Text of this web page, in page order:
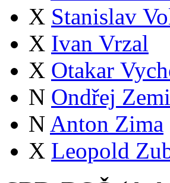
X Stanislav
X Ivan Vrzal
X Otakar
N Ondřej
N Anton Zima
X Leopold